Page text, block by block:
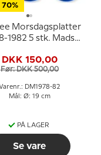
70%
Morsdagsplatter
1982 5 stk. Mads
DKK 150,00
Før: DKK 500,00
Varenr.: DM1978-82
Mål: Ø: 19 cm
PÅ LAGER
Se vare